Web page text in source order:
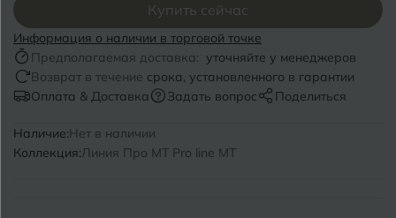
Купить сейчас
Информация о наличии в торговой точке
Предполагаемая доставка: уточняйте у менеджеров
Возврат в течение срока, установленного в гарантии
Оплата & Доставка
Задать вопрос Поделиться
Наличие:Нет в наличии
Коллекция:Линия Про MT Pro line MT
Г Геленджик
Грозный
Д Дмитровград
Сочи
Ставрополь
Сыктывкар
Таганрог